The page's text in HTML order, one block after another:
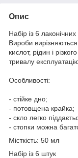
Опис
Набір із 6
Вироби
кислот, рідин і
тривалу
Особливості:
- стійке дно;
- потовщена крайка;
- скло легко
- стопки можна
Місткість: 50 мл
Набір із 6 штук